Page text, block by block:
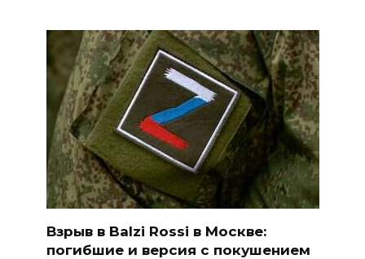
Взрыв в Balzi Rossi в Москве:
погибшие и версия с покушением